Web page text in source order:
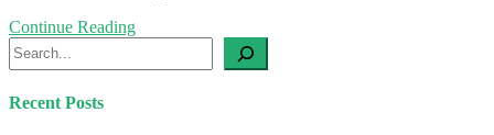
Continue Reading
Search
Recent Posts